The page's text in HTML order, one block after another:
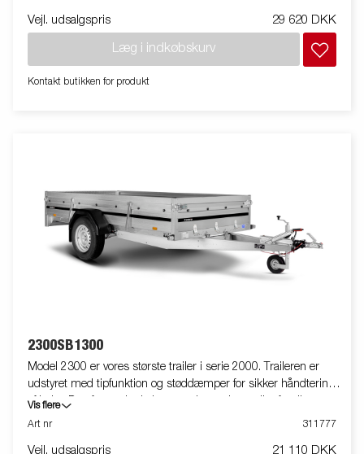
Traileren på billedet kan være vist med ekstraudstyr.
Vejl. udsalgspris 29 620 DKK
Læg i indkøbskurv
Kontakt butikken for produkt
2300SB1300
Model 2300 er vores største trailer i serie 2000. Traileren er
udstyret med tipfunktion og støddæmper for sikker håndtering
af ladet. Den forstærkede bagsmæk gør det muligt for dig at
læsse motorcykler, havetraktorer eller haveaffald. Trailerens
Vis flere
Art nr
311777
Vejl. udsalgspris 21 110 DKK